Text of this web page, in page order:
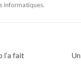
informatiques.
l’a fait